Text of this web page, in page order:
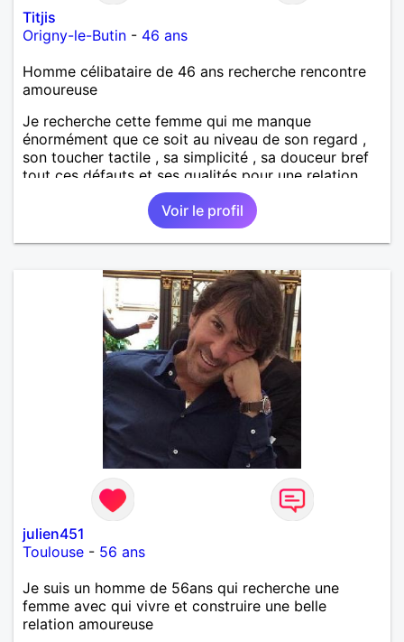
Titjis
Origny-le-Butin - 46 ans
Homme célibataire de 46 ans recherche rencontre
amoureuse
Je recherche cette femme qui me manque
énormément que ce soit au niveau de son regard ,
son toucher tactile , sa simplicité , sa douceur bref
tout ces défauts et ses qualités pour une relation
Voir le profil
julien451
Toulouse - 56 ans
Je suis un homme de 56ans qui recherche une
femme avec qui vivre et construire une belle
relation amoureuse